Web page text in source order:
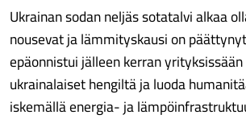
Ukrainan sodan neljäs sotatalvi alkaa
nousevat ja lämmityskausi on
epäonnistui jälleen kerran
ukrainalaiset hengiltä ja luoda
iskemällä energia- ja